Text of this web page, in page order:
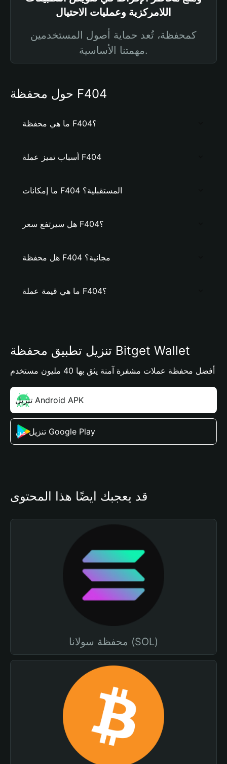
اللامركزية وعمليات الاحتيال
كمحفظة، تُعد حماية أصول المستخدمين
مهمتنا الأساسية.
حول محفظة F404
ما هي محفظة F404؟
أسباب تميز عملة F404
ما إمكانات F404 المستقبلية؟
هل سيرتفع سعر F404؟
هل محفظة F404 مجانية؟
ما هي قيمة عملة F404؟
تنزيل تطبيق محفظة Bitget Wallet
أفضل محفظة عملات مشفرة آمنة يثق بها 40 مليون مستخدم
تنزيل Android APK
تنزيل من Google Play
قد يعجبك أيضًا هذا المحتوى
محفظة سولانا (SOL)